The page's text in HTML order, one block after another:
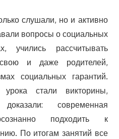
слушали, но и активно
вопросы о социальных
учились рассчитывать
и даже родителей,
социальных гарантий.
урока стали викторины,
современная
подходить к
По итогам занятий все